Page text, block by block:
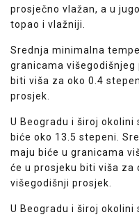
prosječno vlažan, a u
topao i vlažniji.
Srednja minimalna
granicama višegodišnjeg
biti viša za oko 0.4
prosjek.
U Beogradu i široj
biće oko 13.5 stepeni.
maju biće u granicama
će u prosjeku biti viša za
višegodišnji prosjek.
U Beogradu i široj okolini